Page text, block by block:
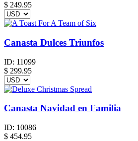
$ 249.95
Canasta Dulces Triunfos
ID: 11099
$ 299.95
Canasta Navidad en Familia
ID: 10086
$ 454.95